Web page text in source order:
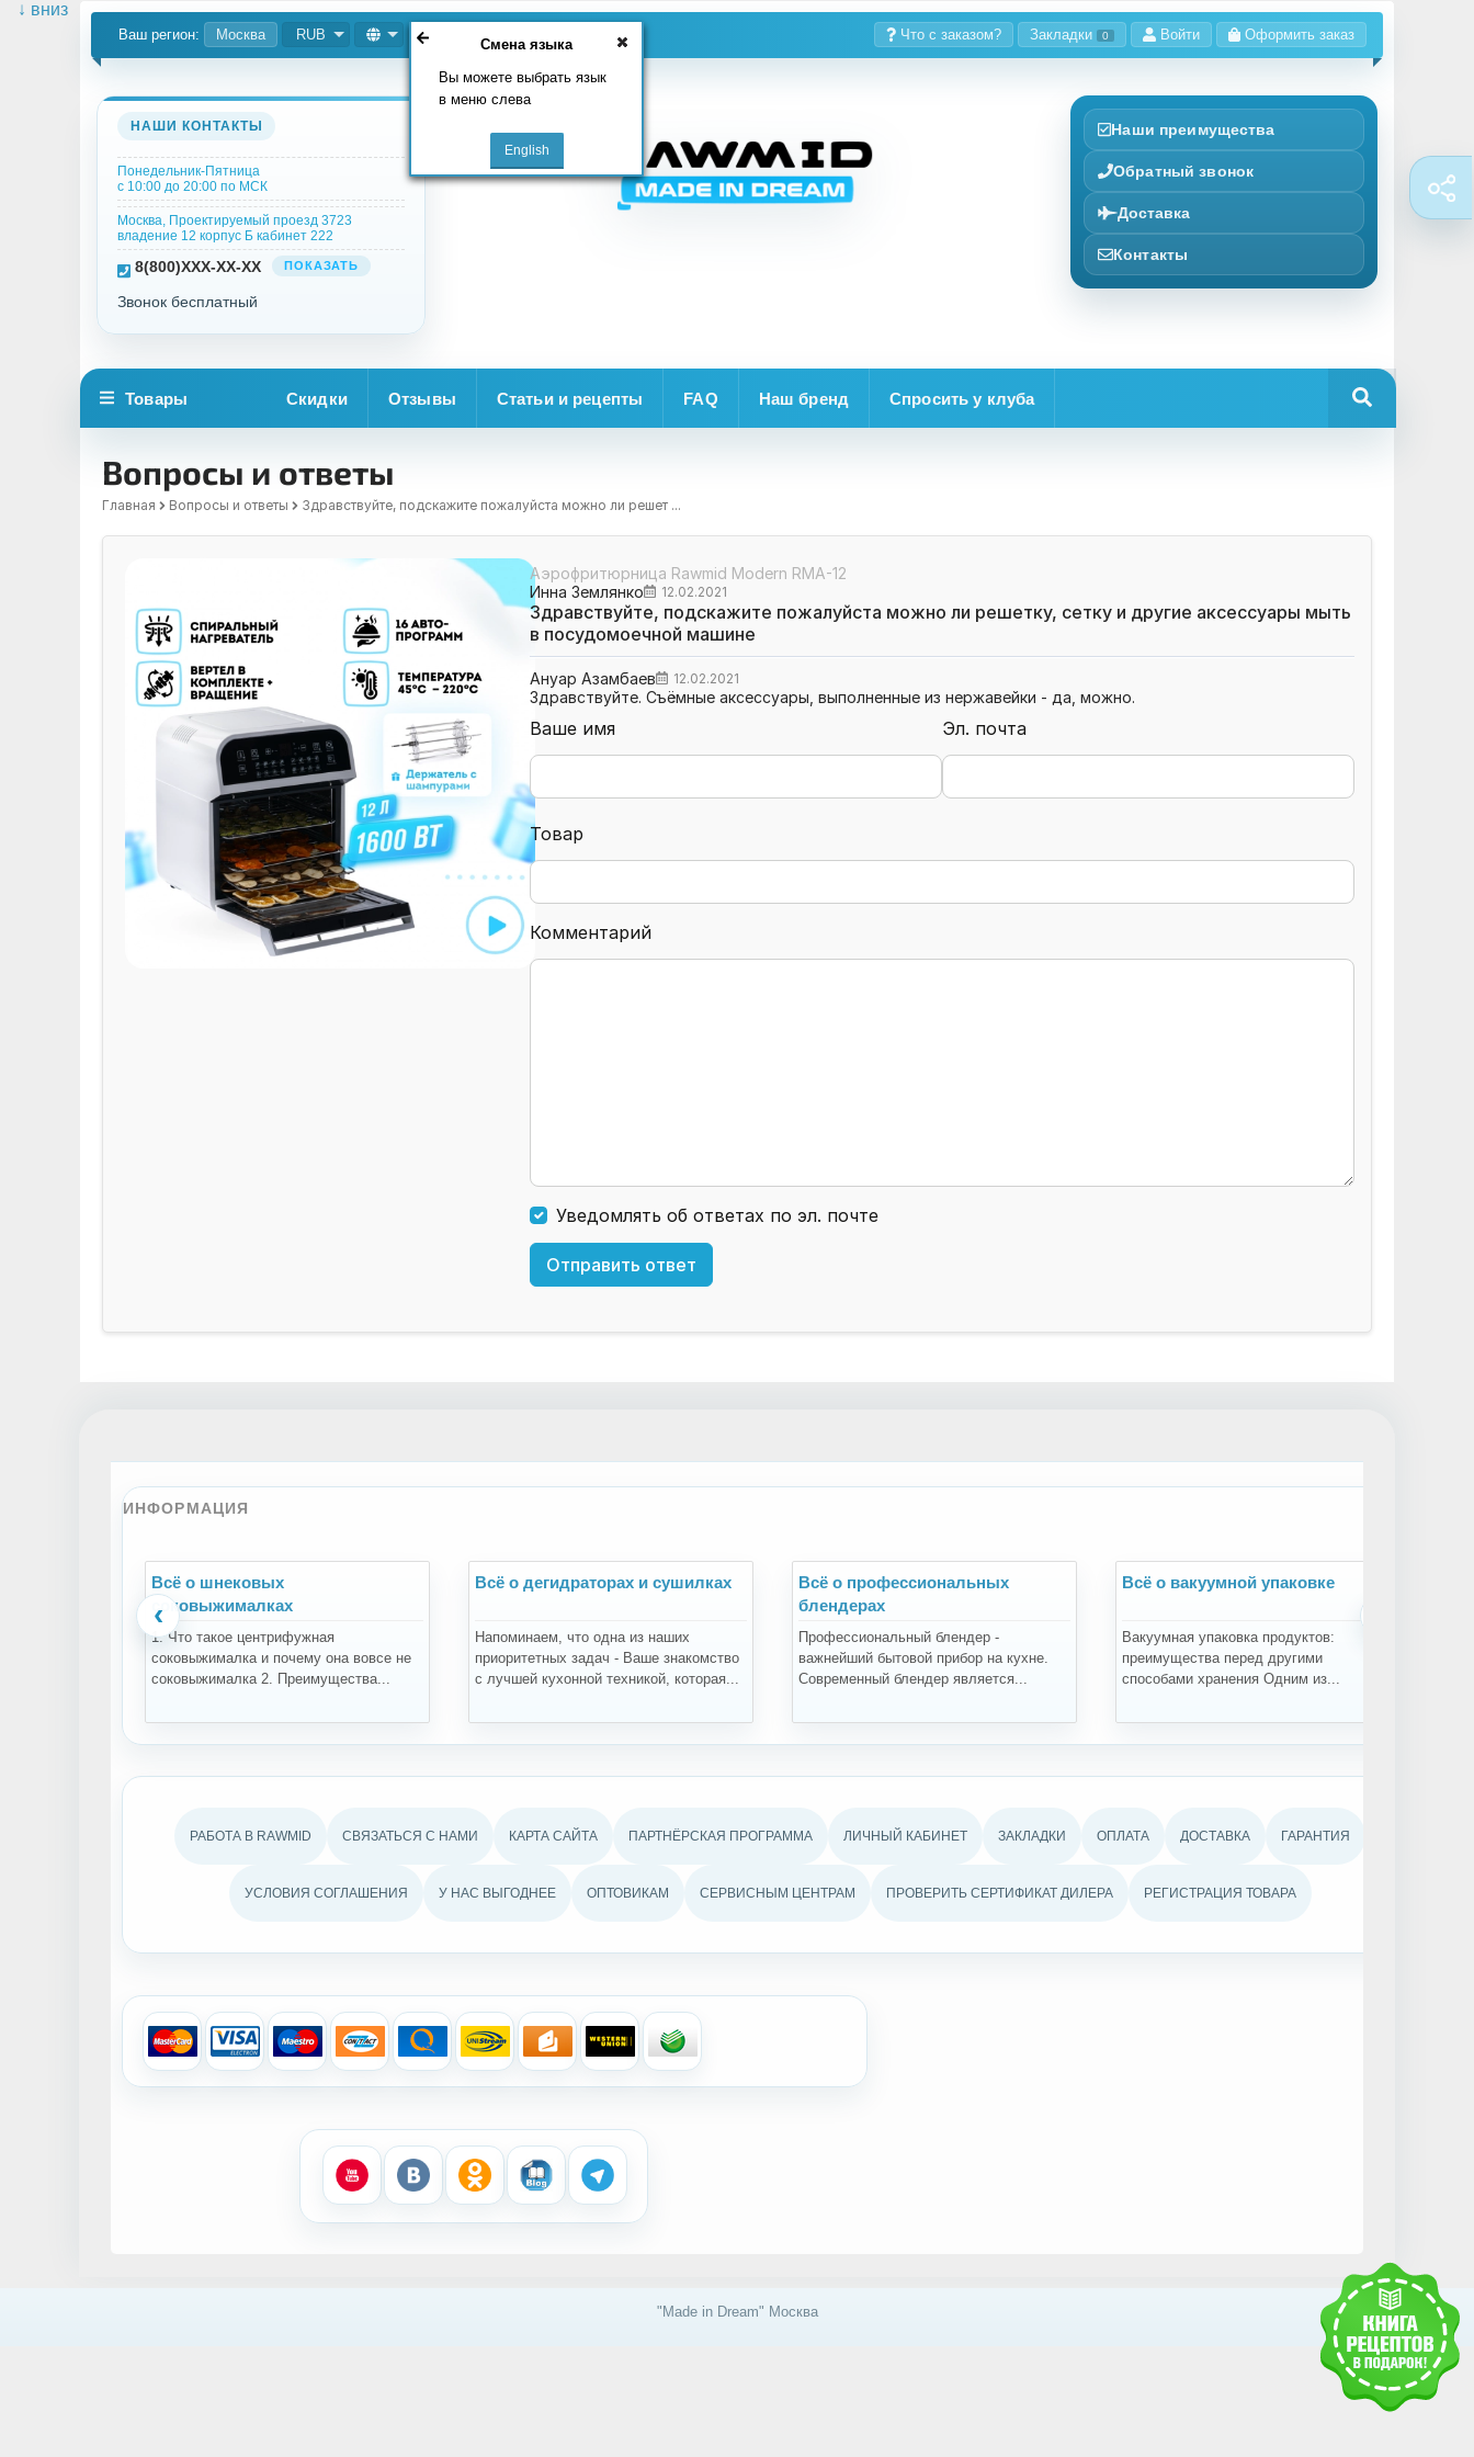
↓ вниз
Ваш регион: Москва RUB
Смена языка
Вы можете выбрать язык
в меню слева
Что с заказом? Закладки 0 Войти Оформить заказ
НАШИ КОНТАКТЫ
Понедельник-Пятница
с 10:00 до 20:00 по МСК
Москва, Проектируемый проезд 3723
владение 12 корпус Б кабинет 222
8(800)XXX-XX-XX ПОКАЗАТЬ
Звонок бесплатный
Наши преимущества
Обратный звонок
Доставка
Контакты
Товары Скидки Отзывы Статьи и рецепты FAQ Наш бренд Спросить у клуба
Вопросы и ответы
Главная Вопросы и ответы Здравствуйте, подскажите пожалуйста можно ли решет ...
Аэрофритюрница Rawmid Modern RMA-12
Инна Землянко
12.02.2021
Здравствуйте, подскажите пожалуйста можно ли решетку, сетку и другие аксессуары мыть
в посудомоечной машине
Ануар Азамбаев 12.02.2021
Здравствуйте. Съёмные аксессуары, выполненные из нержавейки - да, можно.
Ваше имя Эл. почта
Товар
Комментарий
Уведомлять об ответах по эл. почте
Отправить ответ
ИНФОРМАЦИЯ
‹
Всё о шнековых
соковыжималках
1. Что такое центрифужная
соковыжималка и почему она вовсе не
соковыжималка 2. Преимущества...
Всё о дегидраторах и сушилках
Напоминаем, что одна из наших
приоритетных задач - Ваше знакомство
с лучшей кухонной техникой, которая...
Всё о профессиональных
блендерах
Профессиональный блендер -
важнейший бытовой прибор на кухне.
Современный блендер является...
Всё о вакуумной упаковке
Вакуумная упаковка продуктов:
преимущества перед другими
способами хранения Одним из...
РАБОТА В RAWMID СВЯЗАТЬСЯ С НАМИ КАРТА САЙТА ПАРТНЁРСКАЯ ПРОГРАММА ЛИЧНЫЙ КАБИНЕТ ЗАКЛАДКИ ОПЛАТА ДОСТАВКА ГАРАНТИЯ
УСЛОВИЯ СОГЛАШЕНИЯ У НАС ВЫГОДНЕЕ ОПТОВИКАМ СЕРВИСНЫМ ЦЕНТРАМ ПРОВЕРИТЬ СЕРТИФИКАТ ДИЛЕРА РЕГИСТРАЦИЯ ТОВАРА
"Made in Dream" Москва